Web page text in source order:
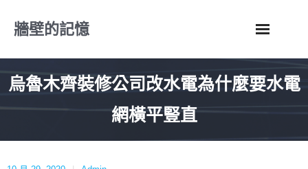
牆壁的記憶
烏魯木齊裝修公司改水電為什麼要水電
網橫平豎直